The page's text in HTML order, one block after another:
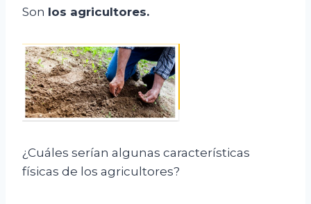
Son los agricultores.
¿Cuáles serían algunas características
físicas de los agricultores?